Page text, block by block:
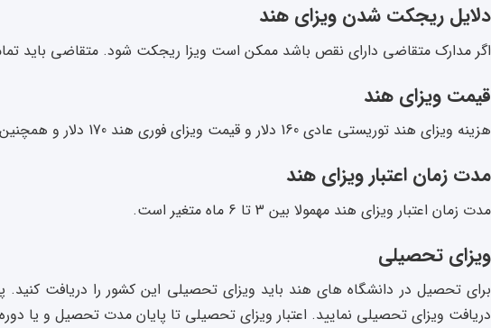
دلایل ریجکت شدن ویزای هند
اگر مدارک متقاضی دارای نقص باشد ممکن است ویزا ریجکت شود. متقاضی باید
قیمت ویزای هند
هزینه ویزای هند توریستی عادی 160 دلار و قیمت ویزای فوری هند 170 دلار و همچنین قیمت ویزای تجاری دبل هند 380 دلار است.
مدت زمان اعتبار ویزای هند
مدت زمان اعتبار ویزای هند مهمولا بین 3 تا 6 ماه متغیر است.
ویزای تحصیلی
برای تحصیل در دانشگاه های هند باید ویزای تحصیلی این کشور را دریافت
دریافت ویزای تحصیلی نمایید. اعتبار ویزای تحصیلی تا پایان مدت تحصیل و یا